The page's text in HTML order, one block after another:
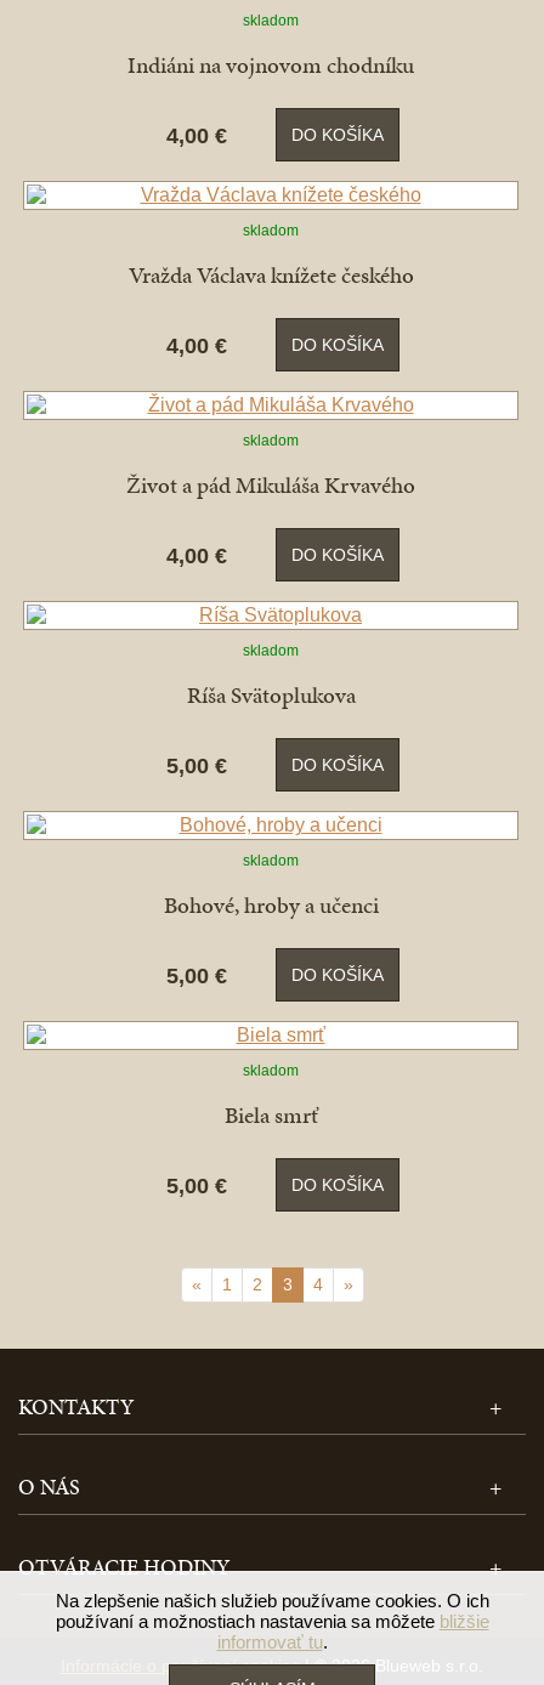
skladom
Indiáni na vojnovom chodníku
4,00 € DO KOŠÍKA
skladom
Vražda Václava knížete českého
4,00 € DO KOŠÍKA
skladom
Život a pád Mikuláša Krvavého
4,00 € DO KOŠÍKA
skladom
Ríša Svätoplukova
5,00 € DO KOŠÍKA
skladom
Bohové, hroby a učenci
5,00 € DO KOŠÍKA
skladom
Biela smrť
5,00 € DO KOŠÍKA
« 1 2 3 4 »
KONTAKTY
O NÁS
OTVÁRACIE HODINY
Informácie o používaní cookies| © 2026 Blueweb s.r.o.
Na zlepšenie našich služieb používame cookies. O ich
používaní a možnostiach nastavenia sa môžete bližšie
informovať tu.